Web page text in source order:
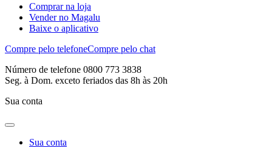
Comprar na loja
Vender no Magalu
Baixe o aplicativo
Compre pelo telefoneCompre pelo chat
Número de telefone 0800 773 3838
Seg. à Dom. exceto feriados das 8h às 20h
Sua conta
Sua conta